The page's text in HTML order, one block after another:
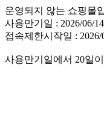
운영되지 않는 쇼핑몰
사용만기일 : 2026/06/14
접속제한시작일 : 2026/
사용만기일에서 20일